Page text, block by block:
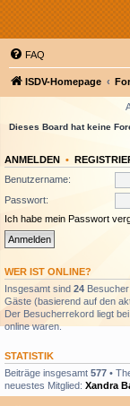
FAQ
ISDV-Homepage
Dieses Board hat keine
ANMELDEN •
Benutzername:
Passwort:
Ich habe mein Passwort
WER IST ONLINE?
Insgesamt sind 24
Gäste (basierend auf den
Der Besucherrekord liegt bei
online waren.
STATISTIK
Beiträge insgesamt 577 •
neuestes Mitglied: Xandra